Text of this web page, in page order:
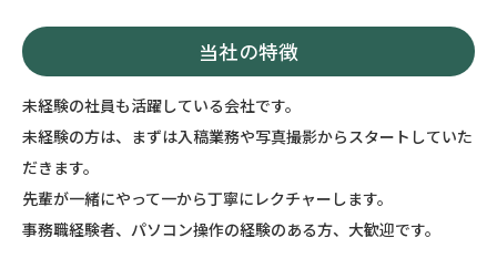
当社の特徴
未経験の社員も活躍している会社です。
未経験の方は、まずは入稿業務や写真撮影からスタートしていた
だきます。
先輩が一緒にやって一から丁寧にレクチャーします。
事務職経験者、パソコン操作の経験のある方、大歓迎です。